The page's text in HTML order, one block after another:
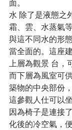
面。
水 除了是液態之
霜、雲、水蒸氣
與這不同水的形
當全面的。這座
上層為觀景 台，
而下層為風室可
築物的中央部份
這參觀人仕可以
因為椅子是連接
化後的冷空氣，